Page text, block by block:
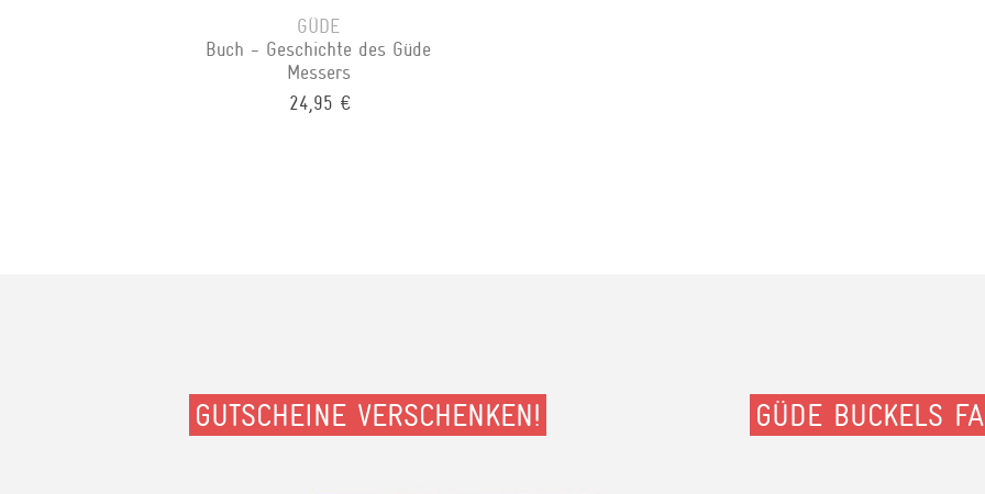
GÜDE
Buch - Geschichte des Güde
Messers
24,95 €
GUTSCHEINE VERSCHENKEN! GÜDE BUCKELS